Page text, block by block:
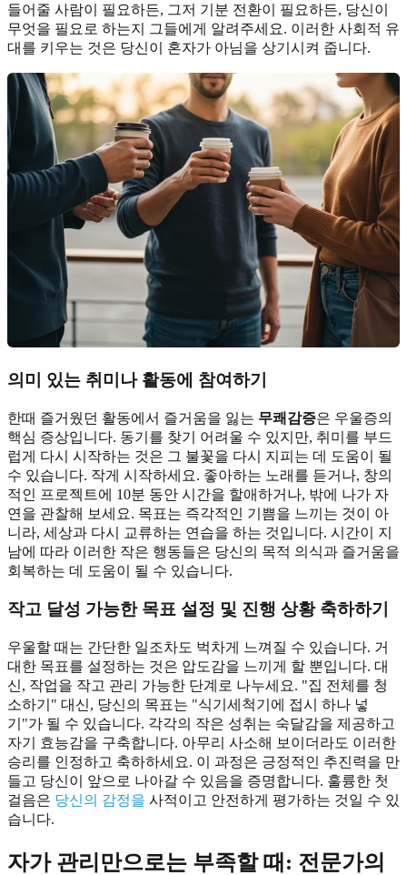
들어줄 사람이 필요하든, 그저 기분 전환이 필요하든, 당신이
무엇을 필요로 하는지 그들에게 알려주세요. 이러한 사회적 유
대를 키우는 것은 당신이 혼자가 아님을 상기시켜 줍니다.
의미 있는 취미나 활동에 참여하기
한때 즐거웠던 활동에서 즐거움을 잃는 무쾌감증은 우울증의
핵심 증상입니다. 동기를 찾기 어려울 수 있지만, 취미를 부드
럽게 다시 시작하는 것은 그 불꽃을 다시 지피는 데 도움이 될
수 있습니다. 작게 시작하세요. 좋아하는 노래를 듣거나, 창의
적인 프로젝트에 10분 동안 시간을 할애하거나, 밖에 나가 자
연을 관찰해 보세요. 목표는 즉각적인 기쁨을 느끼는 것이 아
니라, 세상과 다시 교류하는 연습을 하는 것입니다. 시간이 지
남에 따라 이러한 작은 행동들은 당신의 목적 의식과 즐거움을
회복하는 데 도움이 될 수 있습니다.
작고 달성 가능한 목표 설정 및 진행 상황 축하하기
우울할 때는 간단한 일조차도 벅차게 느껴질 수 있습니다. 거
대한 목표를 설정하는 것은 압도감을 느끼게 할 뿐입니다. 대
신, 작업을 작고 관리 가능한 단계로 나누세요. "집 전체를 청
소하기" 대신, 당신의 목표는 "식기세척기에 접시 하나 넣
기"가 될 수 있습니다. 각각의 작은 성취는 숙달감을 제공하고
자기 효능감을 구축합니다. 아무리 사소해 보이더라도 이러한
승리를 인정하고 축하하세요. 이 과정은 긍정적인 추진력을 만
들고 당신이 앞으로 나아갈 수 있음을 증명합니다. 훌륭한 첫
걸음은 당신의 감정을 사적이고 안전하게 평가하는 것일 수 있
습니다.
자가 관리만으로는 부족할 때: 전문가의